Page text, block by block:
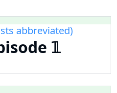
abbreviated)
𝟙